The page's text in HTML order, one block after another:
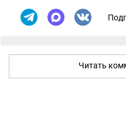
Читать